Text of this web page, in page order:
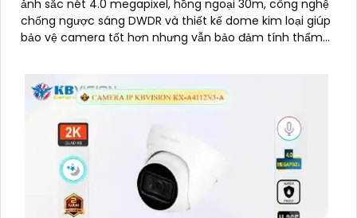
ảnh sắc nét 4.0 megapixel, hồng ngoại 30m, công nghệ
chống ngược sáng DWDR và thiết kế dome kim loại giúp
bảo vệ camera tốt hơn nhưng vẫn bảo đảm tính thẩm